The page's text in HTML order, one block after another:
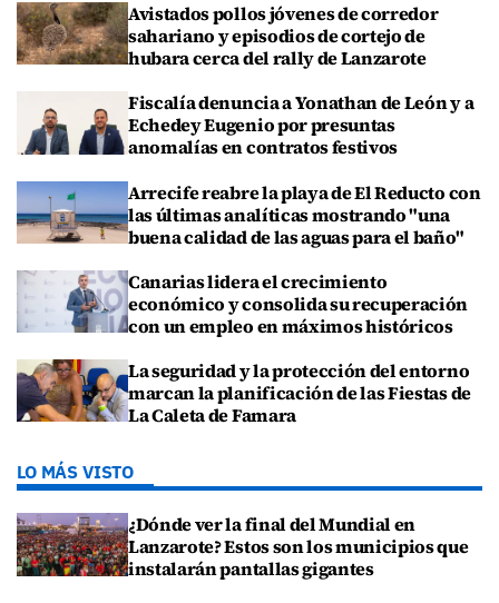
Avistados pollos jóvenes de corredor
sahariano y episodios de cortejo de
hubara cerca del rally de Lanzarote
Fiscalía denuncia a Yonathan de León y a
Echedey Eugenio por presuntas
anomalías en contratos festivos
Arrecife reabre la playa de El Reducto con
las últimas analíticas mostrando "una
buena calidad de las aguas para el baño"
Canarias lidera el crecimiento
económico y consolida su recuperación
con un empleo en máximos históricos
La seguridad y la protección del entorno
marcan la planificación de las Fiestas de
La Caleta de Famara
LO MÁS VISTO
¿Dónde ver la final del Mundial en
Lanzarote? Estos son los municipios que
instalarán pantallas gigantes